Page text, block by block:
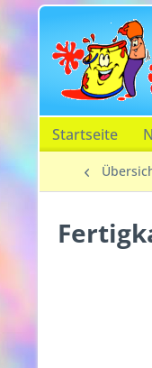
Startseite